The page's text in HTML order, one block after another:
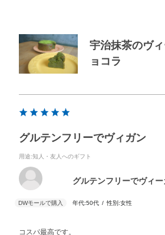
宇治抹茶のヴ
ョコラ
グルテンフリーでヴィガン
用途:知人・友人へのギフト
グルテンフリーでヴィ
年代:50代 性別:女性
コスパ最高です。